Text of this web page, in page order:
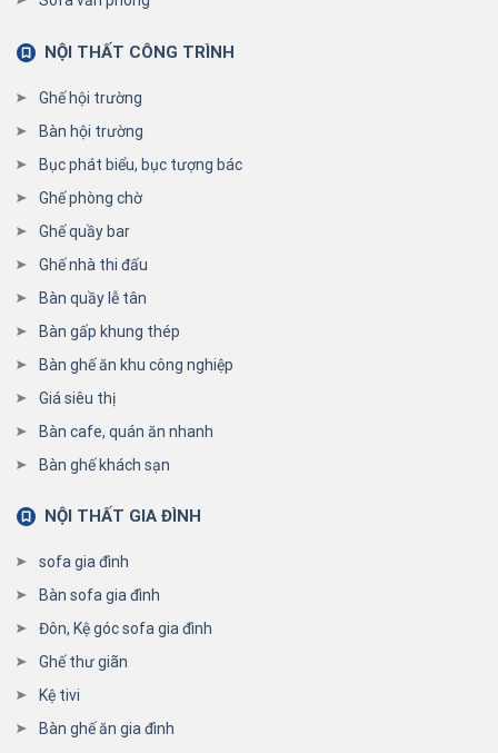
NỘI THẤT CÔNG TRÌNH
Ghế hội trường
Bàn hội trường
Bục phát biểu, bục tượng bác
Ghế phòng chờ
Ghế quầy bar
Ghế nhà thi đấu
Bàn quầy lễ tân
Bàn gấp khung thép
Bàn ghế ăn khu công nghiệp
Giá siêu thị
Bàn cafe, quán ăn nhanh
Bàn ghế khách sạn
NỘI THẤT GIA ĐÌNH
sofa gia đình
Bàn sofa gia đình
Đôn, Kệ góc sofa gia đình
Ghế thư giãn
Kệ tivi
Bàn ghế ăn gia đình